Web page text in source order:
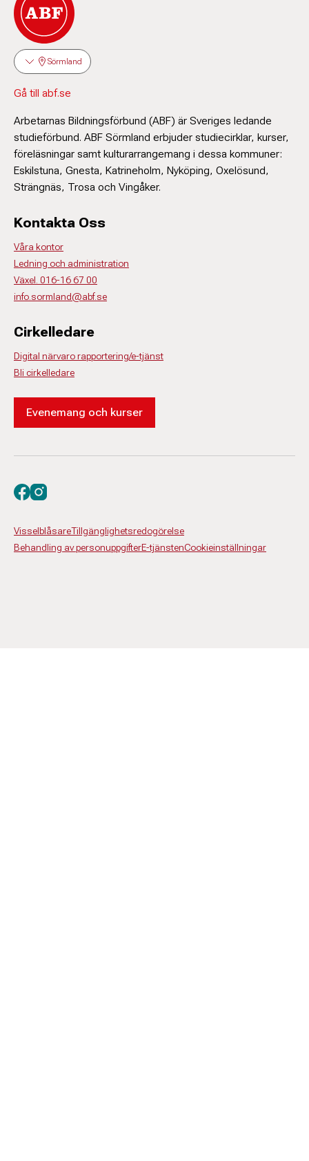
Sörmland
Gå till abf.se
Arbetarnas Bildningsförbund (ABF) är Sveriges ledande
studieförbund. ABF Sörmland erbjuder studiecirklar, kurser,
föreläsningar samt kulturarrangemang i dessa kommuner:
Eskilstuna, Gnesta, Katrineholm, Nyköping, Oxelösund,
Strängnäs, Trosa och Vingåker.
Kontakta Oss
Våra kontor
Ledning och administration
Växel. 016-16 67 00
info.sormland@abf.se
Cirkelledare
Digital närvaro rapportering/e-tjänst
Bli cirkelledare
Evenemang och kurser
VisselblåsareTillgänglighetsredogörelse
Behandling av personuppgifterE-tjänstenCookieinställningar
Besök oss på facebook
Besök oss på instagram